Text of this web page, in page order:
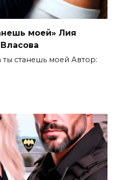
моей» Лия
ты станешь моей Автор: